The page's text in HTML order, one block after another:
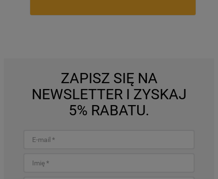
ZAPISZ SIĘ NA
NEWSLETTER I ZYSKAJ
5% RABATU.